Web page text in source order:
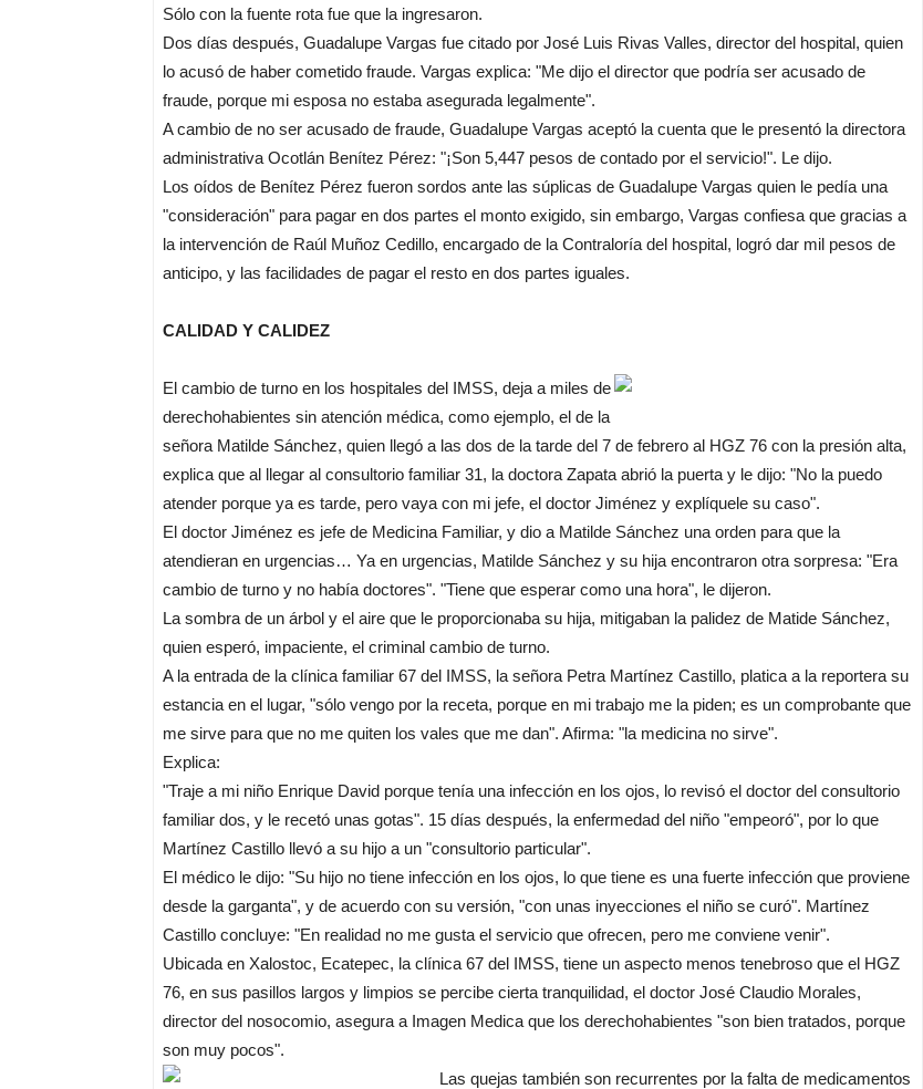
Sólo con la fuente rota fue que la ingresaron.
Dos días después, Guadalupe Vargas fue citado por José Luis Rivas Valles, director del hospital, quien
lo acusó de haber cometido fraude. Vargas explica: "Me dijo el director que podría ser acusado de
fraude, porque mi esposa no estaba asegurada legalmente".
A cambio de no ser acusado de fraude, Guadalupe Vargas aceptó la cuenta que le presentó la directora
administrativa Ocotlán Benítez Pérez: "¡Son 5,447 pesos de contado por el servicio!". Le dijo.
Los oídos de Benítez Pérez fueron sordos ante las súplicas de Guadalupe Vargas quien le pedía una
"consideración" para pagar en dos partes el monto exigido, sin embargo, Vargas confiesa que gracias a
la intervención de Raúl Muñoz Cedillo, encargado de la Contraloría del hospital, logró dar mil pesos de
anticipo, y las facilidades de pagar el resto en dos partes iguales.
CALIDAD Y CALIDEZ
El cambio de turno en los hospitales del IMSS, deja a miles de
derechohabientes sin atención médica, como ejemplo, el de la
señora Matilde Sánchez, quien llegó a las dos de la tarde del 7 de febrero al HGZ 76 con la presión alta,
explica que al llegar al consultorio familiar 31, la doctora Zapata abrió la puerta y le dijo: "No la puedo
atender porque ya es tarde, pero vaya con mi jefe, el doctor Jiménez y explíquele su caso".
El doctor Jiménez es jefe de Medicina Familiar, y dio a Matilde Sánchez una orden para que la
atendieran en urgencias… Ya en urgencias, Matilde Sánchez y su hija encontraron otra sorpresa: "Era
cambio de turno y no había doctores". "Tiene que esperar como una hora", le dijeron.
La sombra de un árbol y el aire que le proporcionaba su hija, mitigaban la palidez de Matide Sánchez,
quien esperó, impaciente, el criminal cambio de turno.
A la entrada de la clínica familiar 67 del IMSS, la señora Petra Martínez Castillo, platica a la reportera su
estancia en el lugar, "sólo vengo por la receta, porque en mi trabajo me la piden; es un comprobante que
me sirve para que no me quiten los vales que me dan". Afirma: "la medicina no sirve".
Explica:
"Traje a mi niño Enrique David porque tenía una infección en los ojos, lo revisó el doctor del consultorio
familiar dos, y le recetó unas gotas". 15 días después, la enfermedad del niño "empeoró", por lo que
Martínez Castillo llevó a su hijo a un "consultorio particular".
El médico le dijo: "Su hijo no tiene infección en los ojos, lo que tiene es una fuerte infección que proviene
desde la garganta", y de acuerdo con su versión, "con unas inyecciones el niño se curó". Martínez
Castillo concluye: "En realidad no me gusta el servicio que ofrecen, pero me conviene venir".
Ubicada en Xalostoc, Ecatepec, la clínica 67 del IMSS, tiene un aspecto menos tenebroso que el HGZ
76, en sus pasillos largos y limpios se percibe cierta tranquilidad, el doctor José Claudio Morales,
director del nosocomio, asegura a Imagen Medica que los derechohabientes "son bien tratados, porque
son muy pocos".
Las quejas también son recurrentes por la falta de medicamentos